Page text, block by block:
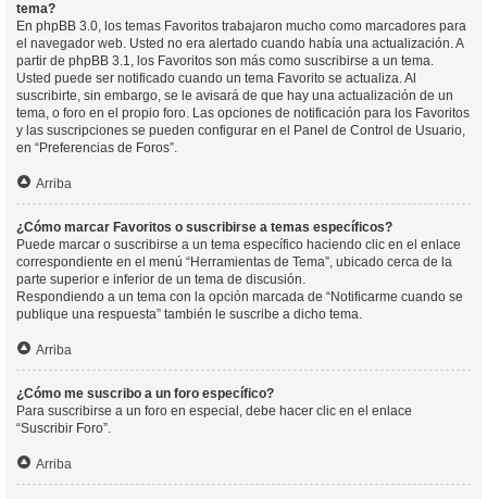
tema?
En phpBB 3.0, los temas Favoritos trabajaron mucho como marcadores para
el navegador web. Usted no era alertado cuando había una actualización. A
partir de phpBB 3.1, los Favoritos son más como suscribirse a un tema.
Usted puede ser notificado cuando un tema Favorito se actualiza. Al
suscribirte, sin embargo, se le avisará de que hay una actualización de un
tema, o foro en el propio foro. Las opciones de notificación para los Favoritos
y las suscripciones se pueden configurar en el Panel de Control de Usuario,
en “Preferencias de Foros”.
Arriba
¿Cómo marcar Favoritos o suscribirse a temas específicos?
Puede marcar o suscribirse a un tema específico haciendo clic en el enlace
correspondiente en el menú “Herramientas de Tema”, ubicado cerca de la
parte superior e inferior de un tema de discusión.
Respondiendo a un tema con la opción marcada de “Notificarme cuando se
publique una respuesta” también le suscribe a dicho tema.
Arriba
¿Cómo me suscribo a un foro específico?
Para suscribirse a un foro en especial, debe hacer clic en el enlace
“Suscribir Foro”.
Arriba